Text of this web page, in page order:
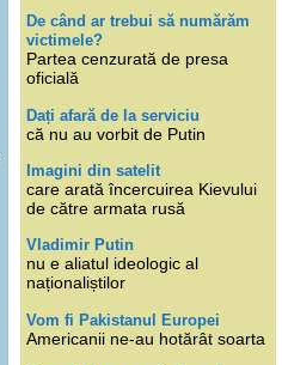
De când ar trebui să numărăm
victimele?
Partea cenzurată de presa
oficială
Dați afară de la serviciu
că nu au vorbit de Putin
Imagini din satelit
care arată încercuirea Kievului
de către armata rusă
Vladimir Putin
nu e aliatul ideologic al
naționaliștilor
Vom fi Pakistanul Europei
Americanii ne-au hotărât soarta